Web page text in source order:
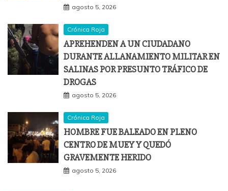
agosto 5, 2026
Crónica Roja
APREHENDEN A UN CIUDADANO
DURANTE ALLANAMIENTO MILITAR EN
SALINAS POR PRESUNTO TRÁFICO DE
DROGAS
agosto 5, 2026
Crónica Roja
HOMBRE FUE BALEADO EN PLENO
CENTRO DE MUEY Y QUEDÓ
GRAVEMENTE HERIDO
agosto 5, 2026